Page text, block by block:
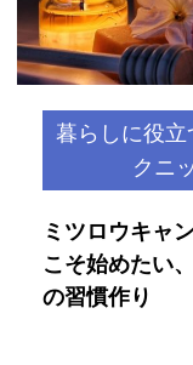
暮らしに役立
クニ
ミツロウキャ
こそ始めたい
の習慣作り